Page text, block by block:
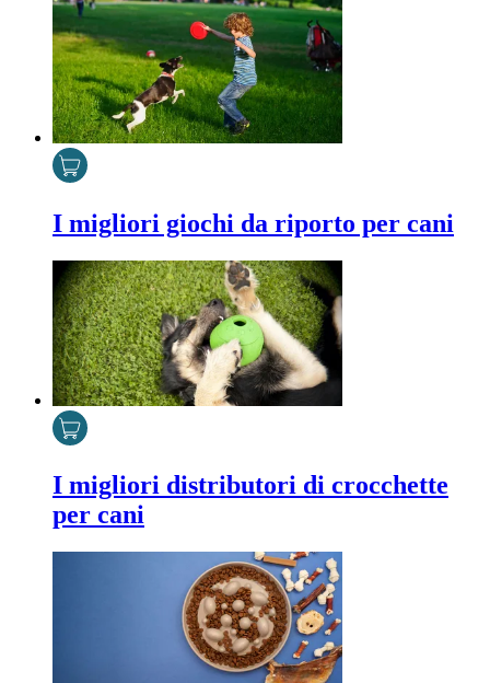
I migliori giochi da riporto per cani
I migliori distributori di crocchette
per cani